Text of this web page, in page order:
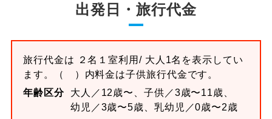
出発日・旅行代金
旅行代金は ２名１室利用/ 大人1名を表示してい
ます。
（ ）内料金は子供旅行代金です。
年齢区分
大人／12歳〜、子供／3歳〜11歳、
幼児／3歳〜5歳、乳幼児／0歳〜2歳